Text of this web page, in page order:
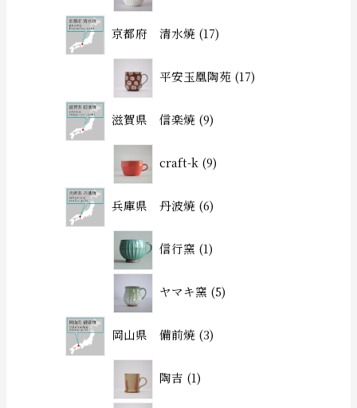
京都府 清水焼 17
平安玉凰陶苑 17
滋賀県 信楽焼 9
craft-k 9
兵庫県 丹波焼 6
信行窯 1
ヤマキ窯 5
岡山県 備前焼 3
陶吉 1